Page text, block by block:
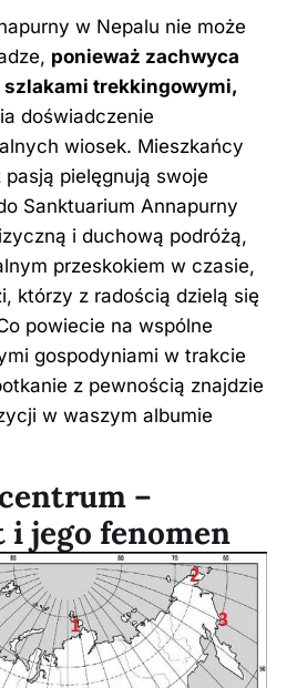
w Nepalu nie może
ponieważ zachwyca
trekkingowymi,
doświadczenie
wiosek. Mieszkańcy
pielęgnują swoje
Sanktuarium Annapurny
i duchową podróżą,
przeskokiem w czasie,
którzy z radością dzielą się
powiecie na wspólne
gospodyniami w trakcie
z pewnością znajdzie
w waszym albumie
–
i jego fenomen